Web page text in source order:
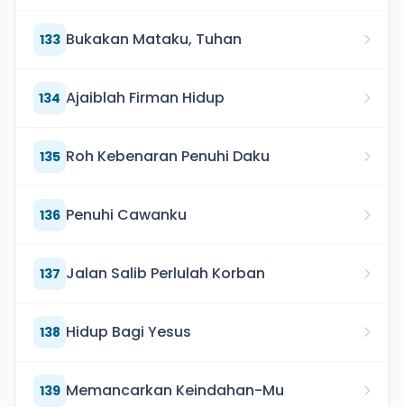
133 Bukakan Mataku, Tuhan
134 Ajaiblah Firman Hidup
135 Roh Kebenaran Penuhi Daku
136 Penuhi Cawanku
137 Jalan Salib Perlulah Korban
138 Hidup Bagi Yesus
139 Memancarkan Keindahan-Mu